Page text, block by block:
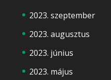
2023. szeptember
2023. augusztus
2023. június
2023. május